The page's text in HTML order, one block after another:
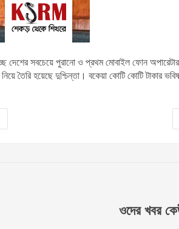
দেশের সবচেয়ে পুরানো ও প্রথম মোবাইল ফোন অপারেটার
তৈরি হয়েছে দুশ্চিন্তা। বকেয়া কোটি কোটি টাকার
ওদের খবর